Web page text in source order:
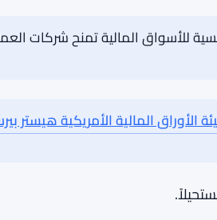
أن أوروبا يمكنها الفوز في هذه
واحد. تساهم أوروبا بالفعل بشكل
المساهمة إلى شيء يبدو كقيادة